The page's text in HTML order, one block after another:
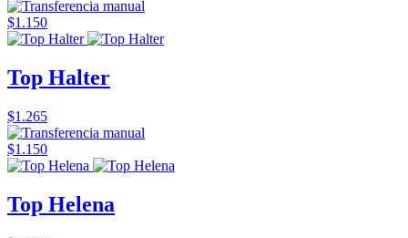
$1.150
Top Halter
$1.265
$1.150
Top Helena